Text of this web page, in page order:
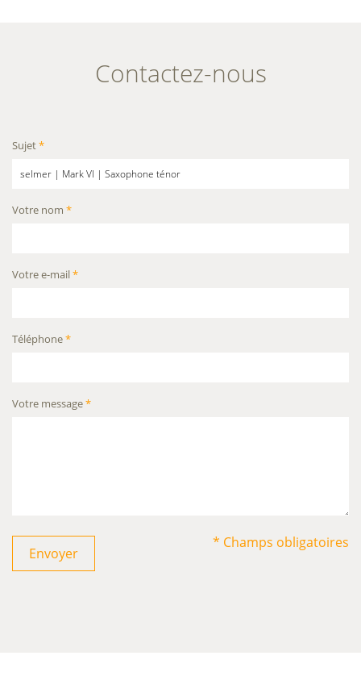
Contactez-nous
Sujet*
Votre nom *
Votre e-mail*
Téléphone*
Votre message*
Envoyer
* Champs obligatoires